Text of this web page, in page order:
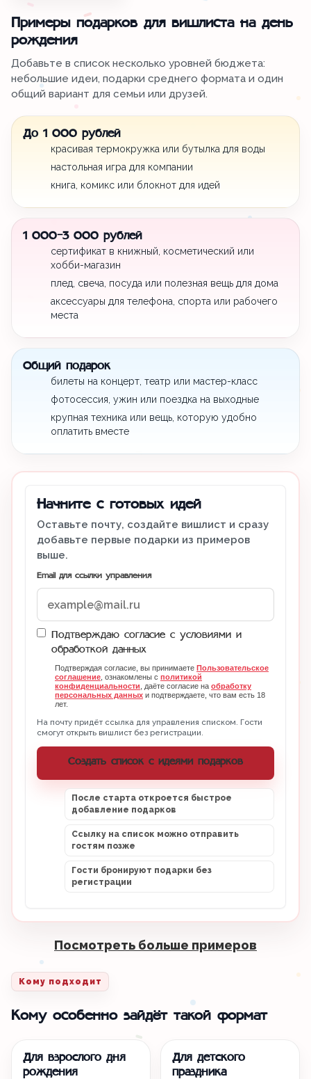
Примеры подарков для вишлиста на день
рождения
Добавьте в список несколько уровней бюджета:
небольшие идеи, подарки среднего формата и один
общий вариант для семьи или друзей.
До 1 000 рублей
красивая термокружка или бутылка для воды
настольная игра для компании
книга, комикс или блокнот для идей
1 000-3 000 рублей
сертификат в книжный, косметический или
хобби-магазин
плед, свеча, посуда или полезная вещь для дома
аксессуары для телефона, спорта или рабочего
места
Общий подарок
билеты на концерт, театр или мастер-класс
фотосессия, ужин или поездка на выходные
крупная техника или вещь, которую удобно
оплатить вместе
Начните с готовых идей
Оставьте почту, создайте вишлист и сразу
добавьте первые подарки из примеров
выше.
Email для ссылки управления
Подтверждаю согласие с условиями и
обработкой данных
Подтверждая согласие, вы принимаете Пользовательское
соглашение, ознакомлены с политикой
конфиденциальности, даёте согласие на обработку
персональных данных и подтверждаете, что вам есть 18
лет.
На почту придёт ссылка для управления списком. Гости
смогут открыть вишлист без регистрации.
Создать список с идеями подарков
После старта откроется быстрое
добавление подарков
Ссылку на список можно отправить
гостям позже
Гости бронируют подарки без
регистрации
Посмотреть больше примеров
Кому подходит
Кому особенно зайдёт такой формат
Для взрослого дня
рождения
Для детского
праздника